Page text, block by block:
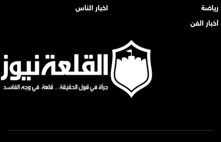
رياضة
اخبار الناس
أخبار الفن